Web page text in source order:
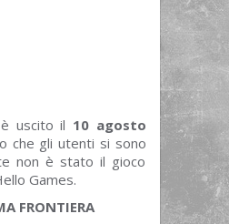
è uscito il 10 agosto
che gli utenti si sono
non è stato il gioco
Games.
FRONTIERA